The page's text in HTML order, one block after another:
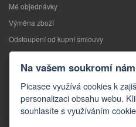
Mé objednávky
Výměna zboží
Odstoupení od kupní smlouvy
Reklamace
Kontakty
Kontaktní formulář
Na vašem soukromí
Picasee využívá cookies k
personalizaci obsahu webu.
souhlasíte s využíváním